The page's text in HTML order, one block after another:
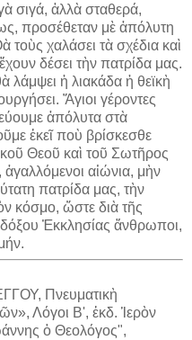
σιγά, ἀλλὰ σταθερά,
προσέθεταν μὲ ἀπόλυτη
τοὺς χαλάσει τὰ σχέδια καὶ
δέσει τὴν πατρίδα μας.
λάμψει ἡ λιακάδα ἡ θεϊκὴ
Ἅγιοι γέροντες
ἀπόλυτα στὰ
ἐκεῖ ποὺ βρίσκεσθε
Θεοῦ καὶ τοῦ Σωτῆρος
αἰώνια, μὴν
πατρίδα μας, τὴν
κόσμο, ὥστε διὰ τῆς
Ἐκκλησίας ἄνθρωποι,
Πνευματικὴ
Λόγοι Β', ἐκδ. Ἱερὸν
ὁ Θεολόγος",